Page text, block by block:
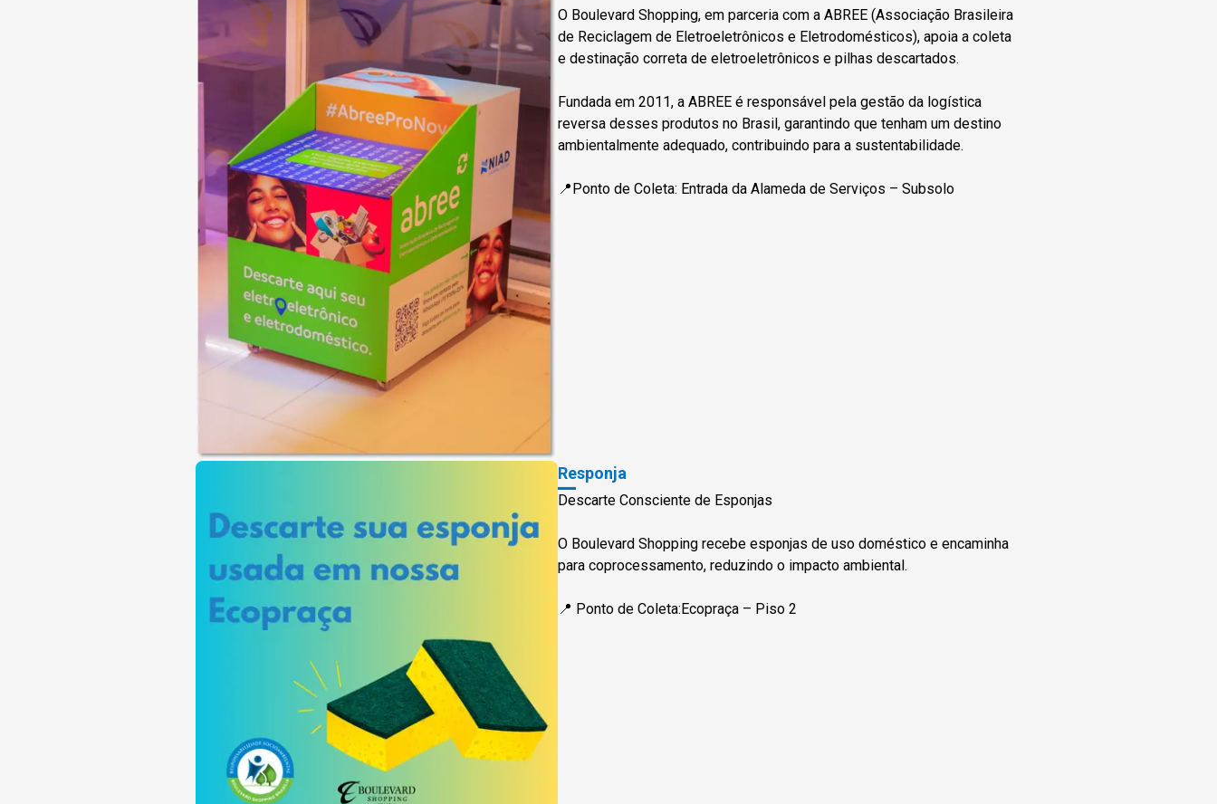
O Boulevard Shopping, em parceria com a ABREE (Associação Brasileira
de Reciclagem de Eletroeletrônicos e Eletrodomésticos), apoia a coleta
e destinação correta de eletroeletrônicos e pilhas descartados.
Fundada em 2011, a ABREE é responsável pela gestão da logística
reversa desses produtos no Brasil, garantindo que tenham um destino
ambientalmente adequado, contribuindo para a sustentabilidade.
📍Ponto de Coleta: Entrada da Alameda de Serviços – Subsolo
Responja
Descarte Consciente de Esponjas
O Boulevard Shopping recebe esponjas de uso doméstico e encaminha
para coprocessamento, reduzindo o impacto ambiental.
📍 Ponto de Coleta:Ecopraça – Piso 2